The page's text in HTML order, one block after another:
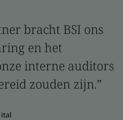
bracht BSI ons
en het
interne auditors
zouden zijn.”